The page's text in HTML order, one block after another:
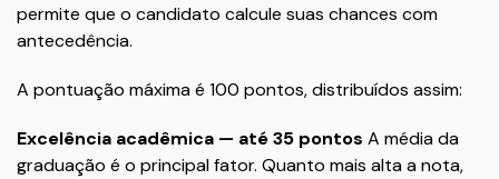
permite que o candidato calcule suas chances com
antecedência.
A pontuação máxima é 100 pontos, distribuídos assim:
Excelência acadêmica — até 35 pontos A média da
graduação é o principal fator. Quanto mais alta a nota,